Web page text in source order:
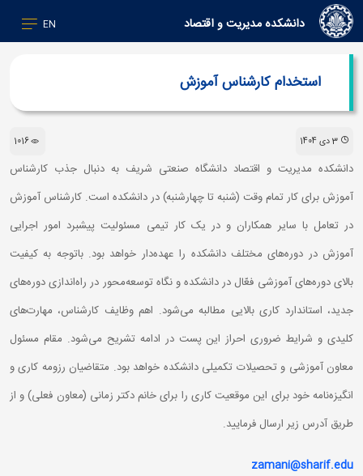
EN دانشکده مدیریت و اقتصاد
استخدام کارشناس آموزش
3 دی 1404 1016
دانشکده مدیریت و اقتصاد دانشگاه صنعتی شریف به دنبال جذب کارشناس
آموزش برای کار تمام وقت (شنبه تا چهارشنبه) در دانشکده است. کارشناس آموزش
در تعامل با سایر همکاران و در یک کار تیمی مسئولیت پیشبرد امور اجرایی
آموزش در دوره‌های مختلف دانشکده را عهده‌دار خواهد بود. باتوجه به کیفیت
بالای دوره‌های آموزشی فعّال در دانشکده و نگاه توسعه‌محور در راه‌اندازی دوره‌های
جدید، استاندارد کاری بالایی مطالبه می‌شود. اهم وظایف کارشناس،‌ مهارت‌های
کلیدی و شرایط ضروری احراز این پست در ادامه تشریح می‌شود. مقام مسئول
معاون آموزشی و تحصیلات تکمیلی دانشکده خواهد بود. متقاضیان رزومه کاری و
انگیزه‌نامه خود برای این موقعیت کاری را برای خانم دکتر زمانی (معاون فعلی) و از
طریق آدرس زیر ارسال فرمایید.
zamani@sharif.edu